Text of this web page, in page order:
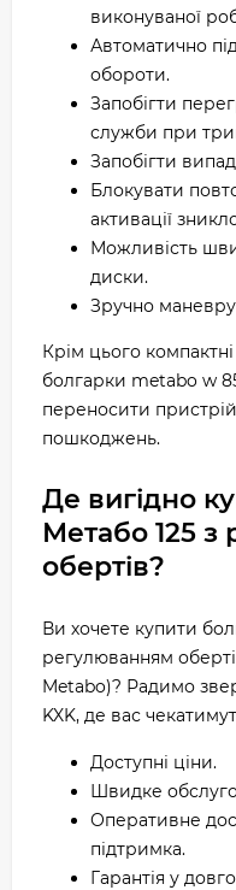
виконуваної
Автоматично
обороти.
Запобігти
служби при
Запобігти
Блокувати
активації
Можливість
диски.
Зручно
Крім цього
болгарки metabo w
переносити
пошкоджень.
Де вигідно
Метабо 125
обертів?
Ви хочете купити
регулюванням
Metabo)? Радимо
KXK, де вас
Доступні ціни.
Швидке
Оперативне
підтримка.
Гарантія у